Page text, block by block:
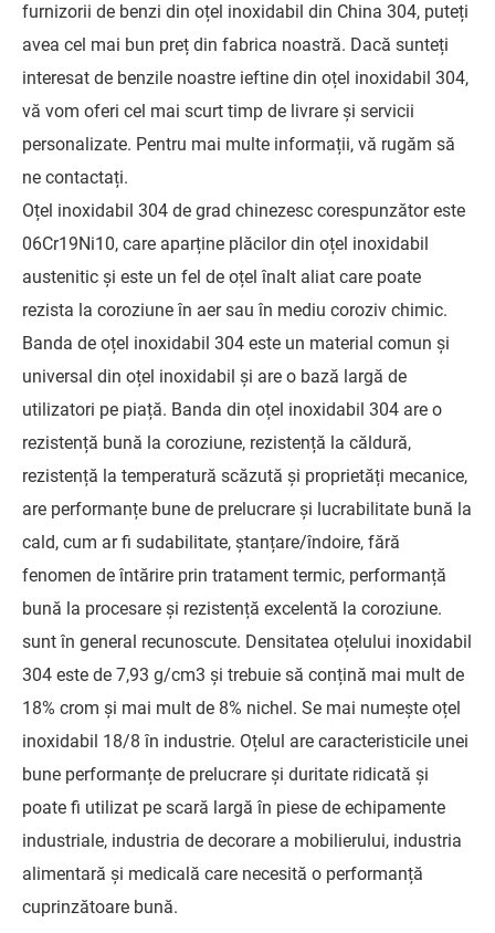
furnizorii de benzi din oțel inoxidabil din China 304, puteți
avea cel mai bun preț din fabrica noastră. Dacă sunteți
interesat de benzile noastre ieftine din oțel inoxidabil 304,
vă vom oferi cel mai scurt timp de livrare și servicii
personalizate. Pentru mai multe informații, vă rugăm să
ne contactați.
Oțel inoxidabil 304 de grad chinezesc corespunzător este
06Cr19Ni10, care aparține plăcilor din oțel inoxidabil
austenitic și este un fel de oțel înalt aliat care poate
rezista la coroziune în aer sau în mediu coroziv chimic.
Banda de oțel inoxidabil 304 este un material comun și
universal din oțel inoxidabil și are o bază largă de
utilizatori pe piață. Banda din oțel inoxidabil 304 are o
rezistență bună la coroziune, rezistență la căldură,
rezistență la temperatură scăzută și proprietăți mecanice,
are performanțe bune de prelucrare și lucrabilitate bună la
cald, cum ar fi sudabilitate, ștanțare/îndoire, fără
fenomen de întărire prin tratament termic, performanță
bună la procesare și rezistență excelentă la coroziune.
sunt în general recunoscute. Densitatea oțelului inoxidabil
304 este de 7,93 g/cm3 și trebuie să conțină mai mult de
18% crom și mai mult de 8% nichel. Se mai numește oțel
inoxidabil 18/8 în industrie. Oțelul are caracteristicile unei
bune performanțe de prelucrare și duritate ridicată și
poate fi utilizat pe scară largă în piese de echipamente
industriale, industria de decorare a mobilierului, industria
alimentară și medicală care necesită o performanță
cuprinzătoare bună.